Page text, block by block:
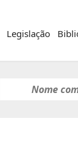
Legislação